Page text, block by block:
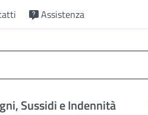
Assistenza
Sussidi e Indennità